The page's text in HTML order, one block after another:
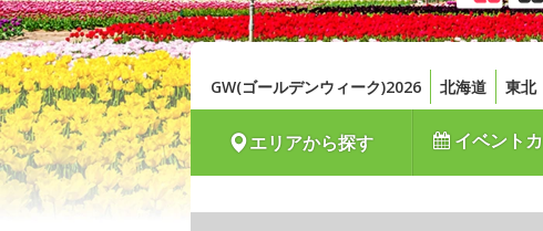
GW(ゴールデンウィーク)2026 北海道 東北
エリアから探す イベント